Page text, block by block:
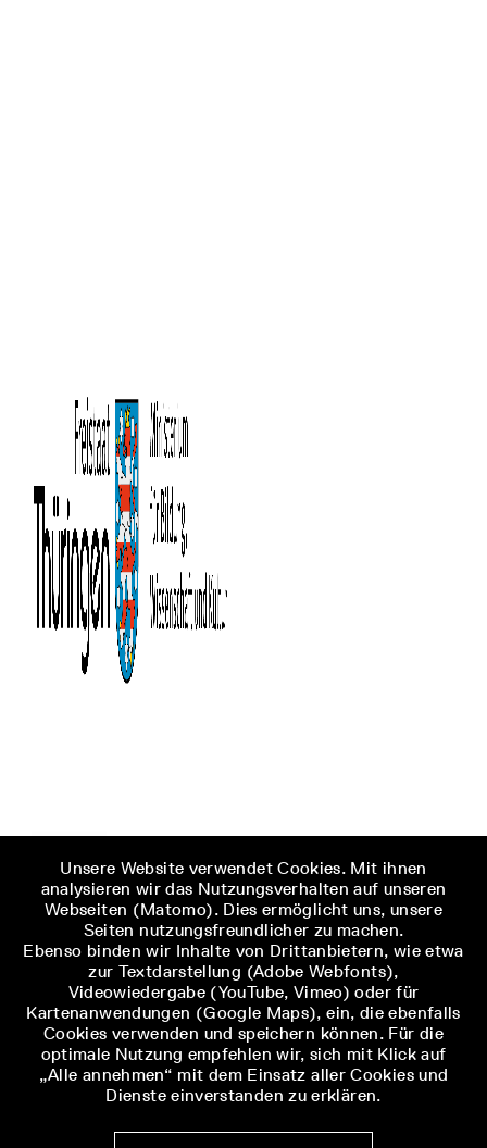
Unsere Website verwendet Cookies. Mit ihnen
analysieren wir das Nutzungsverhalten auf unseren
Webseiten (Matomo). Dies ermöglicht uns, unsere
Seiten nutzungsfreundlicher zu machen.
Ebenso binden wir Inhalte von Drittanbietern, wie etwa
zur Textdarstellung (Adobe Webfonts),
Videowiedergabe (YouTube, Vimeo) oder für
Kartenanwendungen (Google Maps), ein, die ebenfalls
Cookies verwenden und speichern können. Für die
optimale Nutzung empfehlen wir, sich mit Klick auf
„Alle annehmen“ mit dem Einsatz aller Cookies und
Dienste einverstanden zu erklären.